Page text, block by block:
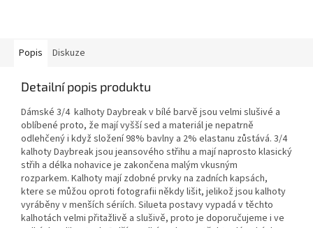
Popis Diskuze
Detailní popis produktu
Dámské 3/4 kalhoty Daybreak v bílé barvě jsou velmi slušivé a
oblíbené proto, že mají vyšší sed a materiál je nepatrně
odlehčený i když složení 98% bavlny a 2% elastanu zůstává. 3/4
kalhoty Daybreak jsou jeansového střihu a mají naprosto klasický
střih a délka nohavice je zakončena malým vkusným
rozparkem. Kalhoty mají zdobné prvky na zadních kapsách,
ktere se můžou oproti fotografii někdy lišit, jelikož jsou kalhoty
vyráběny v menších sériích. Silueta postavy vypadá v těchto
kalhotách velmi přitažlivě a slušivě, proto je doporučujeme i ve